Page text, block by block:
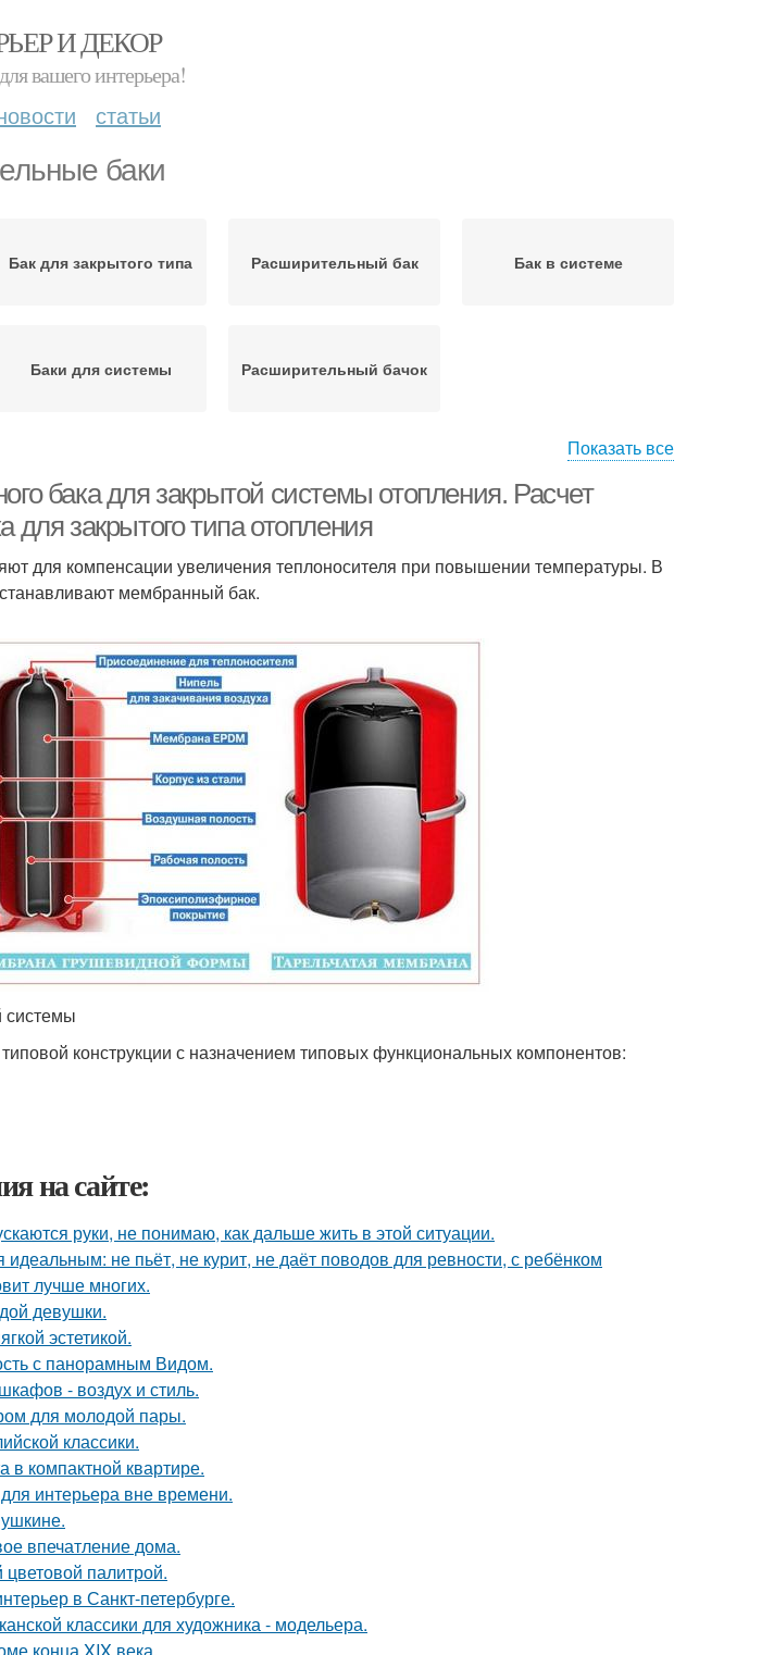
И ДЕКОР
вашего интерьера!
статьи
баки
Бак для закрытого типа Расширительный бак Бак в системе
Баки для системы Расширительный бачок
Показать все
бака для закрытой системы отопления. Расчет
для закрытого типа отопления
для компенсации увеличения теплоносителя при повышении температуры. В
мембранный бак.
системы
конструкции с назначением типовых функциональных компонентов:
на сайте:
руки, не понимаю, как дальше жить в этой ситуации.
не пьёт, не курит, не даёт поводов для ревности, с ребёнком
лучше многих.
девушки.
эстетикой.
с панорамным Видом.
- воздух и стиль.
для молодой пары.
классики.
в компактной квартире.
интерьера вне времени.
впечатление дома.
палитрой.
в Санкт-петербурге.
классики для художника - модельера.